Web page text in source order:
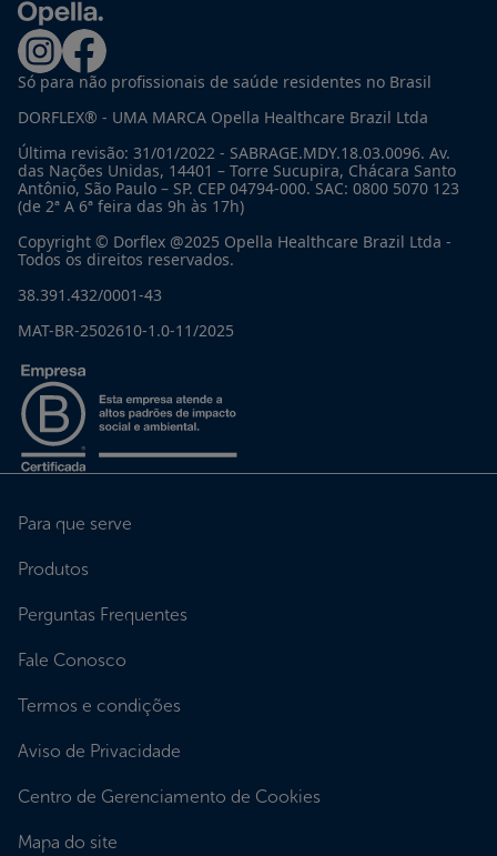
Só para não profissionais de saúde residentes no Brasil
DORFLEX® - UMA MARCA Opella Healthcare Brazil Ltda
Última revisão: 31/01/2022 - SABRAGE.MDY.18.03.0096. Av.
das Nações Unidas, 14401 – Torre Sucupira, Chácara Santo
Antônio, São Paulo – SP. CEP 04794-000. SAC: 0800 5070 123
(de 2ª A 6ª feira das 9h às 17h)
Copyright © Dorflex @2025 Opella Healthcare Brazil Ltda -
Todos os direitos reservados.
38.391.432/0001-43
MAT-BR-2502610-1.0-11/2025
Para que serve
Produtos
Perguntas Frequentes
Fale Conosco
Termos e condições
Aviso de Privacidade
Centro de Gerenciamento de Cookies
Mapa do site